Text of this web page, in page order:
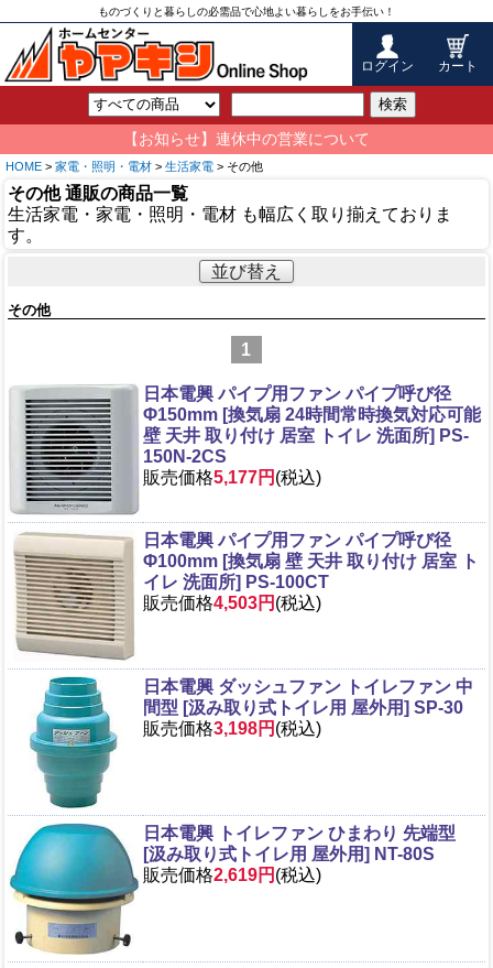
ものづくりと暮らしの必需品で心地よい暮らしをお手伝い！
ログイン カート
検索
【お知らせ】連休中の営業について
HOME > 家電・照明・電材 > 生活家電 > その他
その他 通販の商品一覧
生活家電・家電・照明・電材 も幅広く取り揃えておりま
す。
並び替え
その他
1
日本電興 パイプ用ファン パイプ呼び径
Φ150mm [換気扇 24時間常時換気対応可能
壁 天井 取り付け 居室 トイレ 洗面所] PS-
150N-2CS
販売価格5,177円 (税込)
日本電興 パイプ用ファン パイプ呼び径
Φ100mm [換気扇 壁 天井 取り付け 居室 ト
イレ 洗面所] PS-100CT
販売価格4,503円 (税込)
日本電興 ダッシュファン トイレファン 中
間型 [汲み取り式トイレ用 屋外用] SP-30
販売価格3,198円 (税込)
日本電興 トイレファン ひまわり 先端型
[汲み取り式トイレ用 屋外用] NT-80S
販売価格2,619円 (税込)